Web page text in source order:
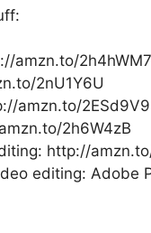
amzn.to/2h4hWM7
2nU1Y6U
amzn.to/2ESd9V9
2h6W4zB
http://
editing: Adobe